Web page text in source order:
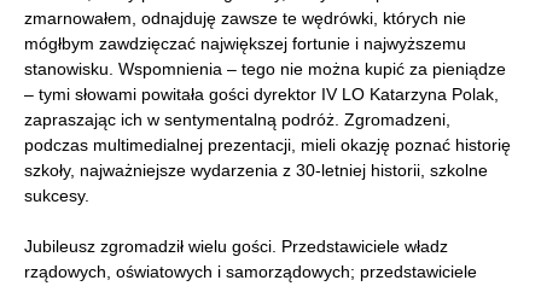
zmarnowałem, odnajduję zawsze te wędrówki, których nie
mógłbym zawdzięczać największej fortunie i najwyższemu
stanowisku. Wspomnienia – tego nie można kupić za pieniądze
– tymi słowami powitała gości dyrektor IV LO Katarzyna Polak,
zapraszając ich w sentymentalną podróż. Zgromadzeni,
podczas multimedialnej prezentacji, mieli okazję poznać historię
szkoły, najważniejsze wydarzenia z 30-letniej historii, szkolne
sukcesy.
Jubileusz zgromadził wielu gości. Przedstawiciele władz
rządowych, oświatowych i samorządowych; przedstawiciele